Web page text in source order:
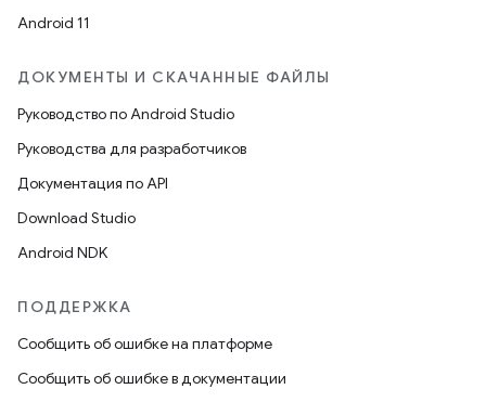
Android 11
ДОКУМЕНТЫ И СКАЧАННЫЕ ФАЙЛЫ
Руководство по Android Studio
Руководства для разработчиков
Документация по API
Download Studio
Android NDK
ПОДДЕРЖКА
Сообщить об ошибке на платформе
Сообщить об ошибке в документации